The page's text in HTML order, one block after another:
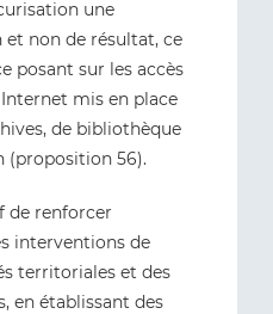
une
non de résultat, ce
posant sur les accès
mis en place
de bibliothèque
(proposition 56).
de renforcer
interventions de
territoriales et des
en établissant des